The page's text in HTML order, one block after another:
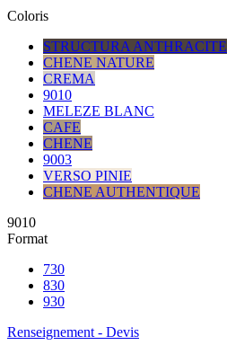
Coloris
STRUCTURA ANTHRACITE
CHENE NATURE
CREMA
9010
MELEZE BLANC
CAFE
CHENE
9003
VERSO PINIE
CHENE AUTHENTIQUE
9010
Format
730
830
930
Renseignement - Devis